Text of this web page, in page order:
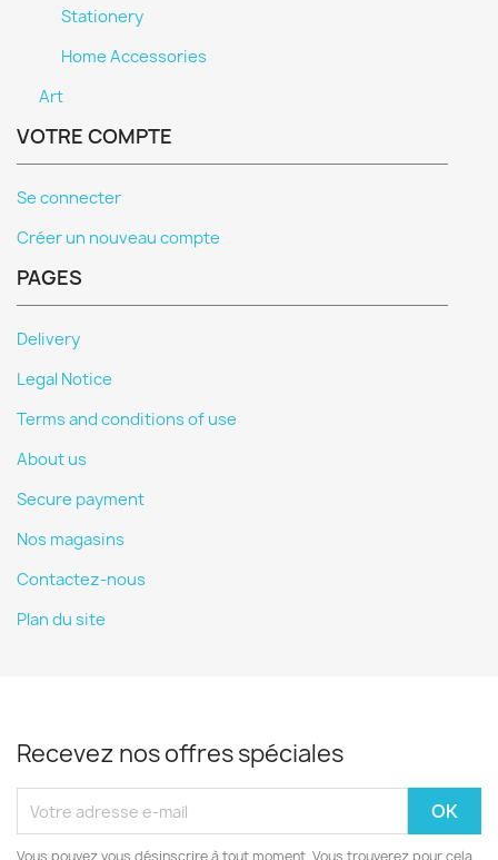
Stationery
Home Accessories
Art
VOTRE COMPTE
Se connecter
Créer un nouveau compte
PAGES
Delivery
Legal Notice
Terms and conditions of use
About us
Secure payment
Nos magasins
Contactez-nous
Plan du site
Recevez nos offres spéciales
Vous pouvez vous désinscrire à tout moment. Vous trouverez pour cela